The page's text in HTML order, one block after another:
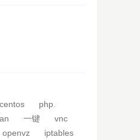
centos
php.
一键
vnc
openvz
iptables